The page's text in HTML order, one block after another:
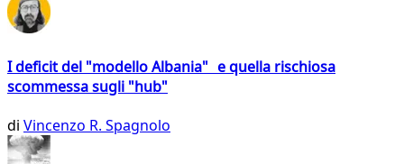
I deficit del "modello Albania" e quella rischiosa
scommessa sugli "hub"
di Vincenzo R. Spagnolo